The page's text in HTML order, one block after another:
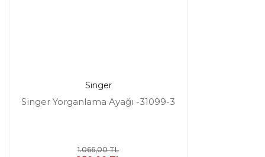
Singer
Singer Yorganlama Ayağı -31099-3
1.066,00 TL